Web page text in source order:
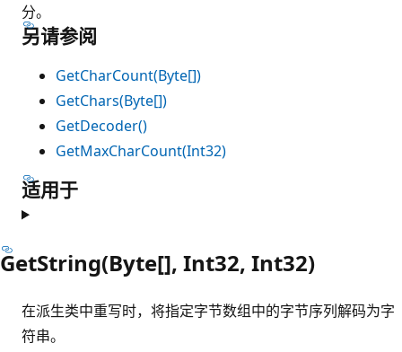
分。
另请参阅
GetCharCount(Byte[])
GetChars(Byte[])
GetDecoder()
GetMaxCharCount(Int32)
适用于
GetString(Byte[], Int32, Int32)
在派生类中重写时，将指定字节数组中的字节序列解码为字
符串。